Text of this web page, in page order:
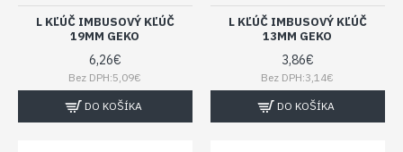
L KĽÚČ IMBUSOVÝ KĽÚČ
19MM GEKO
6,26€
Bez DPH:5,09€
DO KOŠÍKA
L KĽÚČ IMBUSOVÝ KĽÚČ
13MM GEKO
3,86€
Bez DPH:3,14€
DO KOŠÍKA